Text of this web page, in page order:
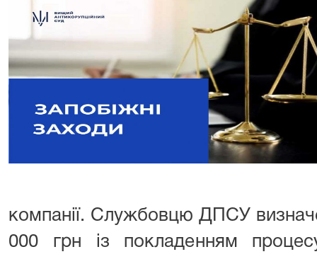
компанії. Службовцю ДПСУ
000 грн із покладенням